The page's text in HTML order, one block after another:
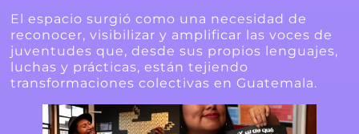
El espacio surgió como una necesidad de
reconocer, visibilizar y amplificar las voces de
juventudes que, desde sus propios lenguajes,
luchas y prácticas, están tejiendo
transformaciones colectivas en Guatemala.